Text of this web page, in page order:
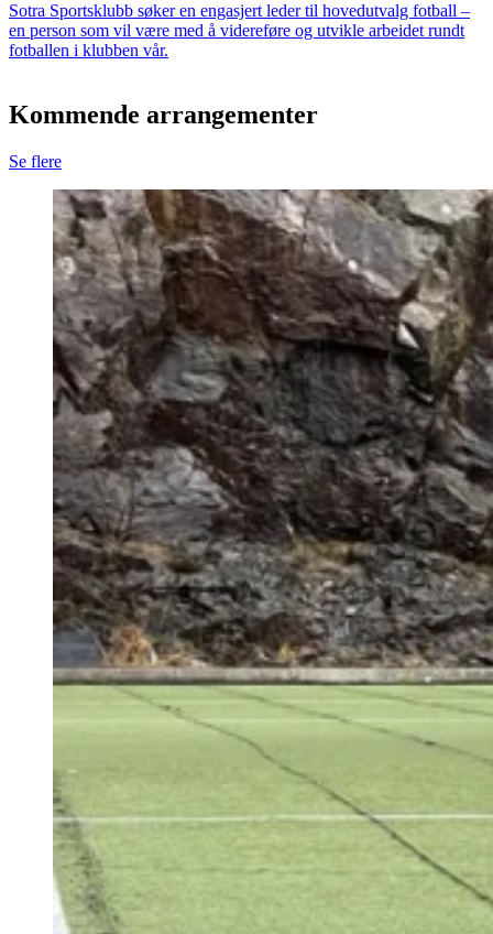
Sotra Sportsklubb søker en engasjert leder til hovedutvalg fotball –
en person som vil være med å videreføre og utvikle arbeidet rundt
fotballen i klubben vår.
Kommende arrangementer
Se flere